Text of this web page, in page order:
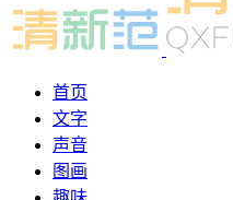
首页
文字
声音
图画